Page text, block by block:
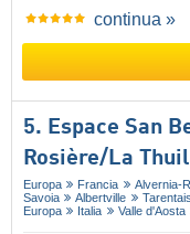
continua »
5. Espace San
Rosière/​La
Europa Francia Alvernia-
Savoia
Albertville
Europa
Italia Valle d'Aosta